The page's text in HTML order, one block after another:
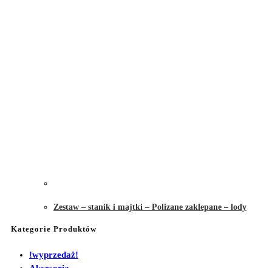
Zestaw – stanik i majtki – Polizane zaklepane – lody
Kategorie Produktów
!wyprzedaż!